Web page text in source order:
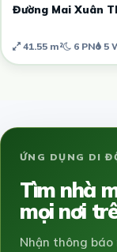
Đường Mai Xuân
41.55 m² 6 PN 5
ỨNG DỤNG DI
Tìm nhà
mọi nơi
Nhận thông báo